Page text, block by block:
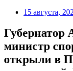
15 августа,
Губернатор
министр
открыли в